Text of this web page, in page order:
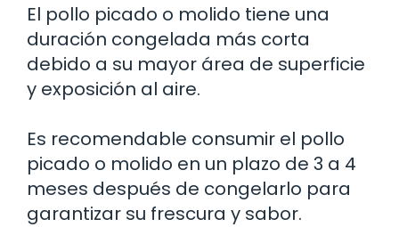
El pollo picado o molido tiene una
duración congelada más corta
debido a su mayor área de superficie
y exposición al aire.
Es recomendable consumir el pollo
picado o molido en un plazo de 3 a 4
meses después de congelarlo para
garantizar su frescura y sabor.